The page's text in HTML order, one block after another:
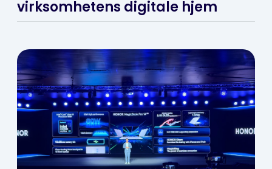
virksomhetens digitale hjem